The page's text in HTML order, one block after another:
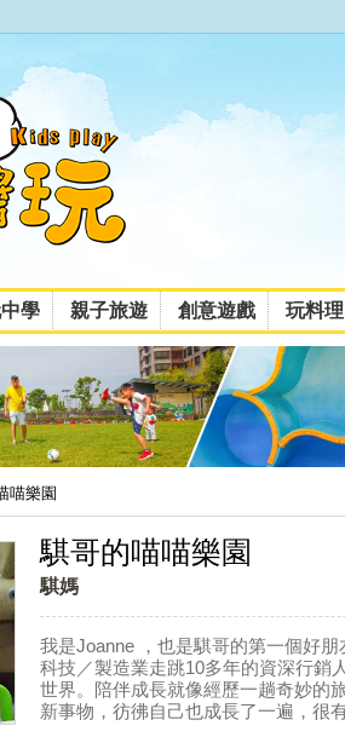
學 親子旅遊 創意遊戲 玩料理
喵樂園
騏哥的喵喵樂園
騏媽
我是Joanne ，也是騏哥的第一個好
科技／製造業走跳10多年的資深行銷
世界。陪伴成長就像經歷一趟奇妙的
新事物，彷彿自己也成長了一遍，很